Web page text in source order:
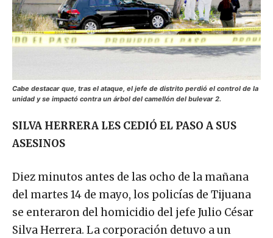
Cabe destacar que, tras el ataque, el jefe de distrito perdió el control de la
unidad y se impactó contra un árbol del camellón del bulevar 2.
SILVA HERRERA LES CEDIÓ EL PASO A SUS
ASESINOS
Diez minutos antes de las ocho de la mañana
del martes 14 de mayo, los policías de Tijuana
se enteraron del homicidio del jefe Julio César
Silva Herrera. La corporación detuvo a un